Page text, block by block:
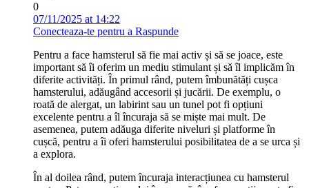
0
07/11/2025 at 14:22
Conecteaza-te pentru a Raspunde
Pentru a face hamsterul să fie mai activ și să se joace, este
important să îi oferim un mediu stimulant și să îl implicăm în
diferite activități. În primul rând, putem îmbunătăți cușca
hamsterului, adăugând accesorii și jucării. De exemplu, o
roată de alergat, un labirint sau un tunel pot fi opțiuni
excelente pentru a îl încuraja să se miște mai mult. De
asemenea, putem adăuga diferite niveluri și platforme în
cușcă, pentru a îi oferi hamsterului posibilitatea de a se urca și
a explora.
În al doilea rând, putem încuraja interacțiunea cu hamsterul